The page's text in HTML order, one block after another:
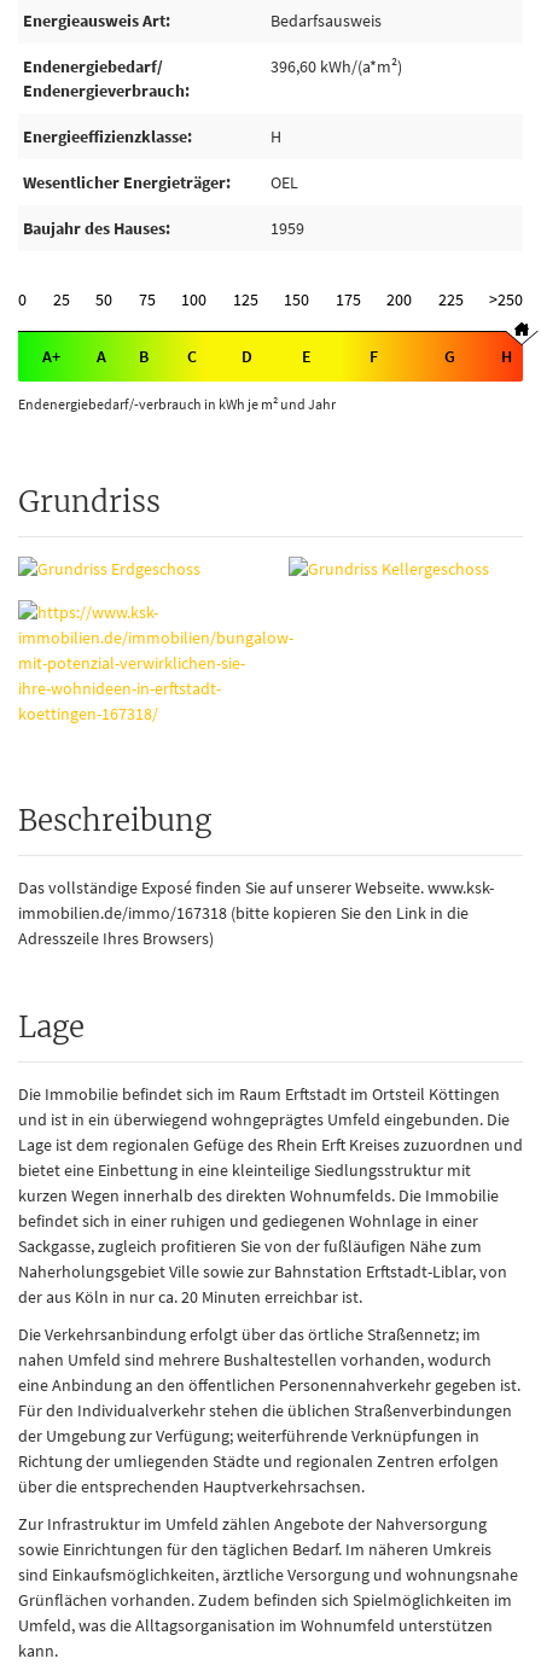
Energieausweis Art Bedarfsausweis
Endenergiebedarf/
Endenergieverbrauch
396,60 kWh/(a*m²)
Energieeffizienzklasse H
Wesentlicher Energieträger OEL
Baujahr des Hauses 1959
0 25 50 75 100 125 150 175 200 225 >250
A+ A B C D E F G H
Endenergiebedarf/-verbrauch in kWh je m² und Jahr
Grundriss
Beschreibung
Das vollständige Exposé finden Sie auf unserer Webseite. www.ksk-
immobilien.de/immo/167318 (bitte kopieren Sie den Link in die
Adresszeile Ihres Browsers)
Lage
Die Immobilie befindet sich im Raum Erftstadt im Ortsteil Köttingen
und ist in ein überwiegend wohngeprägtes Umfeld eingebunden. Die
Lage ist dem regionalen Gefüge des Rhein Erft Kreises zuzuordnen und
bietet eine Einbettung in eine kleinteilige Siedlungsstruktur mit
kurzen Wegen innerhalb des direkten Wohnumfelds. Die Immobilie
befindet sich in einer ruhigen und gediegenen Wohnlage in einer
Sackgasse, zugleich profitieren Sie von der fußläufigen Nähe zum
Naherholungsgebiet Ville sowie zur Bahnstation Erftstadt-Liblar, von
der aus Köln in nur ca. 20 Minuten erreichbar ist.
Die Verkehrsanbindung erfolgt über das örtliche Straßennetz; im
nahen Umfeld sind mehrere Bushaltestellen vorhanden, wodurch
eine Anbindung an den öffentlichen Personennahverkehr gegeben ist.
Für den Individualverkehr stehen die üblichen Straßenverbindungen
der Umgebung zur Verfügung; weiterführende Verknüpfungen in
Richtung der umliegenden Städte und regionalen Zentren erfolgen
über die entsprechenden Hauptverkehrsachsen.
Zur Infrastruktur im Umfeld zählen Angebote der Nahversorgung
sowie Einrichtungen für den täglichen Bedarf. Im näheren Umkreis
sind Einkaufsmöglichkeiten, ärztliche Versorgung und wohnungsnahe
Grünflächen vorhanden. Zudem befinden sich Spielmöglichkeiten im
Umfeld, was die Alltagsorganisation im Wohnumfeld unterstützen
kann.